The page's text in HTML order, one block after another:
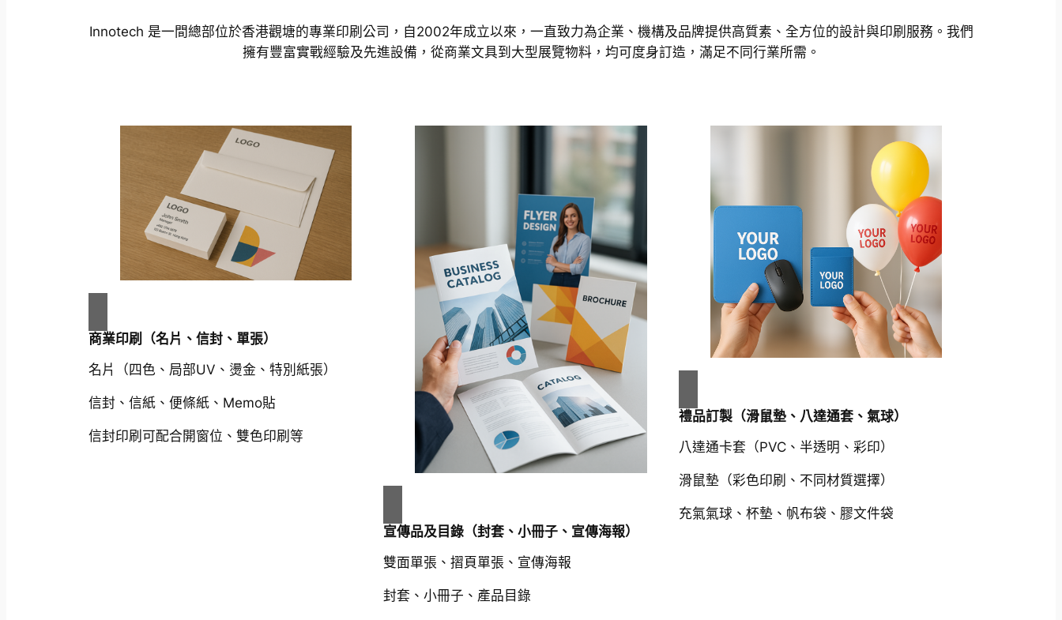
Innotech 是一間總部位於香港觀塘的專業印刷公司，自2002年成立以來，一直致力為企業、機構及品牌提供高質素、全方位的設計與印刷服務。我們
擁有豐富實戰經驗及先進設備，從商業文具到大型展覽物料，均可度身訂造，滿足不同行業所需。
商業印刷（名片、信封、單張）
名片（四色、局部UV、燙金、特別紙張）
信封、信紙、便條紙、Memo貼
信封印刷可配合開窗位、雙色印刷等
宣傳品及目錄（封套、小冊子、宣傳海報）
雙面單張、摺頁單張、宣傳海報
封套、小冊子、產品目錄
禮品訂製（滑鼠墊、八達通套、氣球）
八達通卡套（PVC、半透明、彩印）
滑鼠墊（彩色印刷、不同材質選擇）
充氣氣球、杯墊、帆布袋、膠文件袋